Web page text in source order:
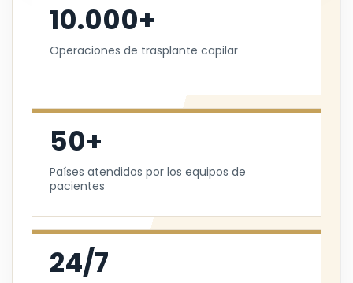
10.000+
Operaciones de trasplante capilar
50+
Países atendidos por los equipos de
pacientes
24/7